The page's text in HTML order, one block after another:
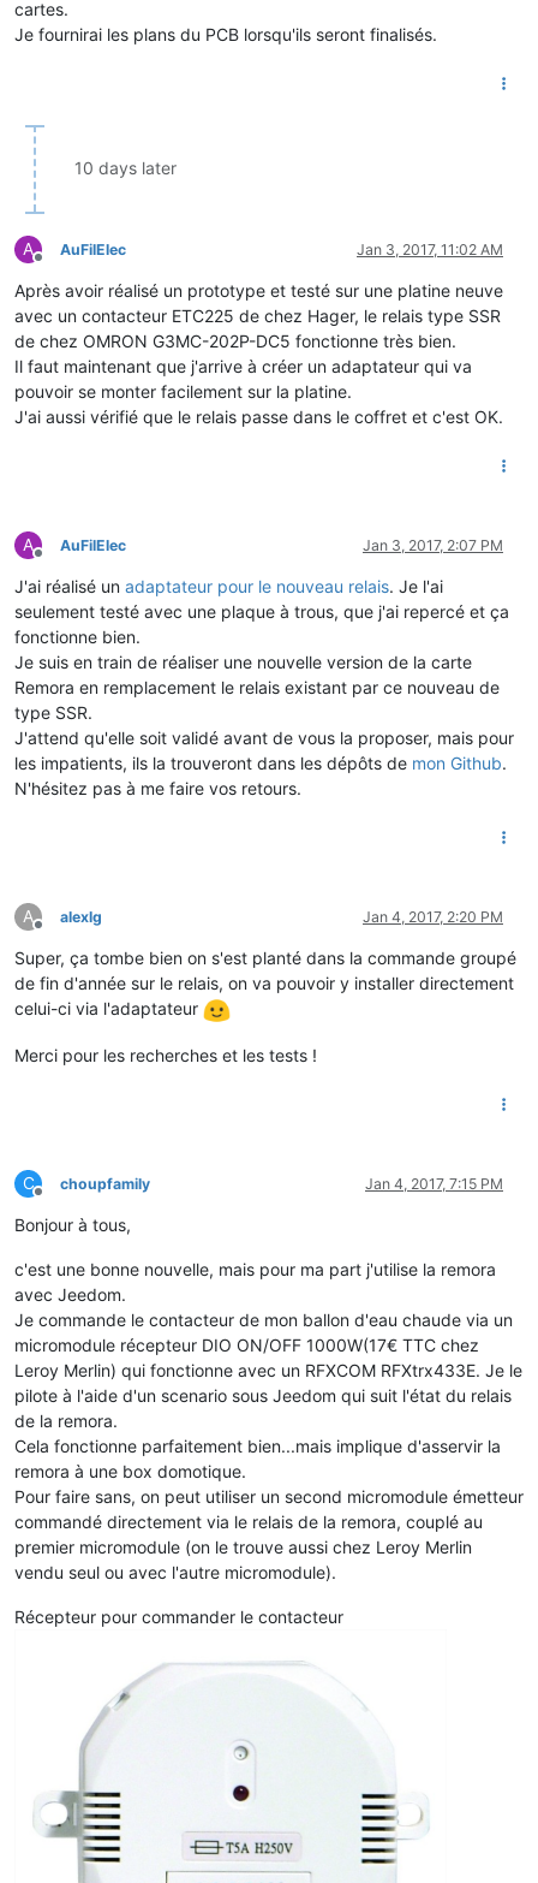
cartes.
Je fournirai les plans du PCB lorsqu'ils seront finalisés.
10 days later
A
Offline
AuFilElec Jan 3, 2017, 11:02 AM
Après avoir réalisé un prototype et testé sur une platine neuve
avec un contacteur ETC225 de chez Hager, le relais type SSR
de chez OMRON G3MC-202P-DC5 fonctionne très bien.
Il faut maintenant que j'arrive à créer un adaptateur qui va
pouvoir se monter facilement sur la platine.
J'ai aussi vérifié que le relais passe dans le coffret et c'est OK.
A
Offline
AuFilElec Jan 3, 2017, 2:07 PM
J'ai réalisé un adaptateur pour le nouveau relais. Je l'ai
seulement testé avec une plaque à trous, que j'ai repercé et ça
fonctionne bien.
Je suis en train de réaliser une nouvelle version de la carte
Remora en remplacement le relais existant par ce nouveau de
type SSR.
J'attend qu'elle soit validé avant de vous la proposer, mais pour
les impatients, ils la trouveront dans les dépôts de mon Github.
N'hésitez pas à me faire vos retours.
A
Offline
alexlg Jan 4, 2017, 2:20 PM
Super, ça tombe bien on s'est planté dans la commande groupé
de fin d'année sur le relais, on va pouvoir y installer directement
celui-ci via l'adaptateur
Merci pour les recherches et les tests !
C
Offline
choupfamily Jan 4, 2017, 7:15 PM
Bonjour à tous,
c'est une bonne nouvelle, mais pour ma part j'utilise la remora
avec Jeedom.
Je commande le contacteur de mon ballon d'eau chaude via un
micromodule récepteur DIO ON/OFF 1000W(17€ TTC chez
Leroy Merlin) qui fonctionne avec un RFXCOM RFXtrx433E. Je le
pilote à l'aide d'un scenario sous Jeedom qui suit l'état du relais
de la remora.
Cela fonctionne parfaitement bien...mais implique d'asservir la
remora à une box domotique.
Pour faire sans, on peut utiliser un second micromodule émetteur
commandé directement via le relais de la remora, couplé au
premier micromodule (on le trouve aussi chez Leroy Merlin
vendu seul ou avec l'autre micromodule).
Récepteur pour commander le contacteur